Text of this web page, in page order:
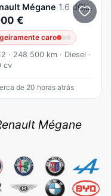
Mégane 1.6 dCi Dynamic
€
caro
· 248 500 km · Diesel ·
cv
de 20 horas atrás
Mégane